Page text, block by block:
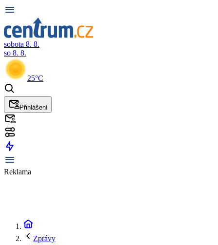
sobota 8. 8.
so 8. 8.
25°C
Přihlášení
Reklama
Zprávy